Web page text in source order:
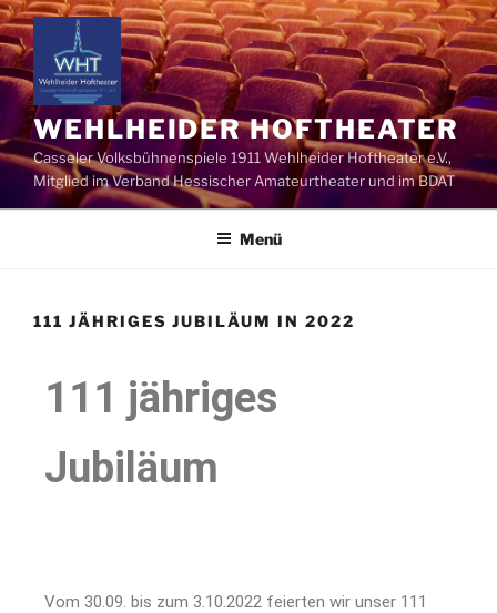
WEHLHEIDER HOFTHEATER
Casseler Volksbühnenspiele 1911 Wehlheider Hoftheater e.V.,
Mitglied im Verband Hessischer Amateurtheater und im BDAT
Menü
111 JÄHRIGES JUBILÄUM IN 2022
111 jähriges
Jubiläum
Vom 30.09. bis zum 3.10.2022 feierten wir unser 111